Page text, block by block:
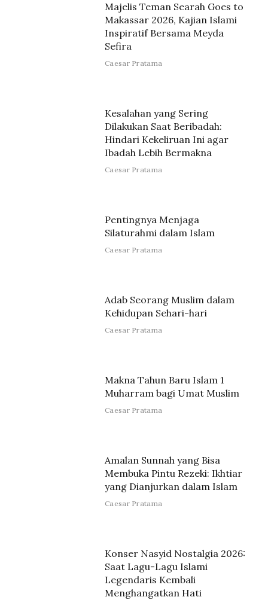
Majelis Teman Searah Goes to
Makassar 2026, Kajian Islami
Inspiratif Bersama Meyda
Sefira
Caesar Pratama
Kesalahan yang Sering
Dilakukan Saat Beribadah:
Hindari Kekeliruan Ini agar
Ibadah Lebih Bermakna
Caesar Pratama
Pentingnya Menjaga
Silaturahmi dalam Islam
Caesar Pratama
Adab Seorang Muslim dalam
Kehidupan Sehari-hari
Caesar Pratama
Makna Tahun Baru Islam 1
Muharram bagi Umat Muslim
Caesar Pratama
Amalan Sunnah yang Bisa
Membuka Pintu Rezeki: Ikhtiar
yang Dianjurkan dalam Islam
Caesar Pratama
Konser Nasyid Nostalgia 2026:
Saat Lagu-Lagu Islami
Legendaris Kembali
Menghangatkan Hati